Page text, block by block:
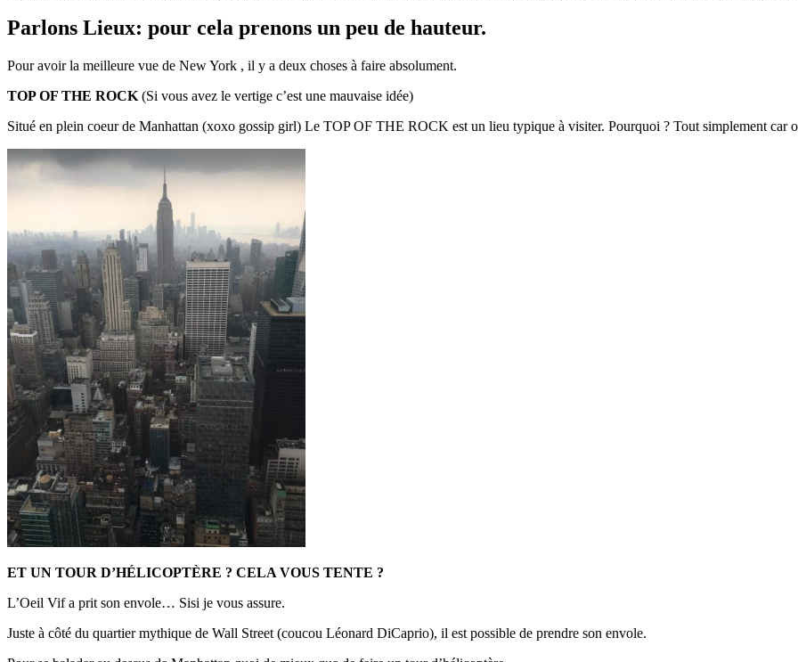
Parlons Lieux: pour cela prenons un peu de hauteur.
Pour avoir la meilleure vue de New York , il y a deux choses à faire absolument.
TOP OF THE ROCK (Si vous avez le vertige c’est une mauvaise idée)
Situé en plein coeur de Manhattan (xoxo gossip girl) Le TOP OF THE ROCK est un lieu typique à visiter. Pourquoi ? Tout simplement
ET UN TOUR D’HÉLICOPTÈRE ? CELA VOUS TENTE ?
L’Oeil Vif a prit son envole… Sisi je vous assure.
Juste à côté du quartier mythique de Wall Street (coucou Léonard DiCaprio), il est possible de prendre son envole.